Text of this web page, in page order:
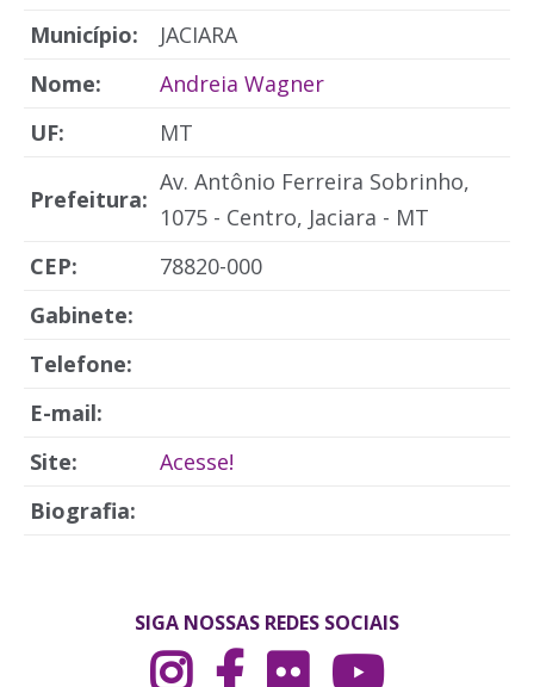
Município:
JACIARA
Nome:
Andreia Wagner
UF:
MT
Prefeitura:
Av. Antônio Ferreira Sobrinho,
1075 - Centro, Jaciara - MT
CEP:
78820-000
Gabinete:
Telefone:
E-mail:
Site:
Acesse!
Biografia:
SIGA NOSSAS REDES SOCIAIS